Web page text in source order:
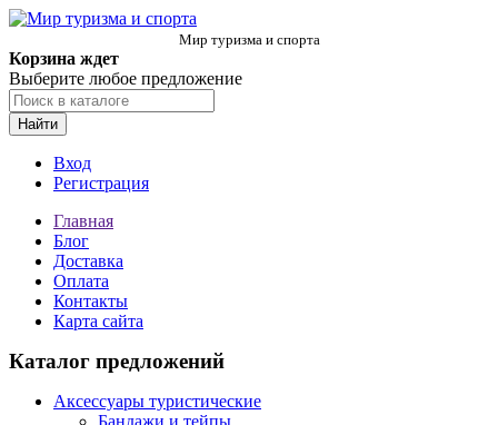
Мир туризма и спорта
Корзина ждет
Выберите любое предложение
Найти
Вход
Регистрация
Главная
Блог
Доставка
Оплата
Контакты
Карта сайта
Каталог предложений
Аксессуары туристические
Бандажи и тейпы